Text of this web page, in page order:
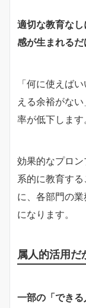
適切な教育な
感が生まれるだ
「何に使えば
える余裕がな
率が低下します
効果的なプロ
系的に教育す
に、各部門の
になります。
属人的活用だ
一部の「でき